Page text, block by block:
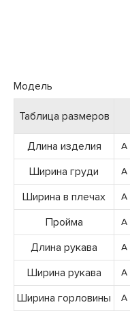
Модель
Таблица размеров
Длина изделия A
Ширина груди A
Ширина в плечах A
Пройма A
Длина рукава A
Ширина рукава A
Ширина горловины A